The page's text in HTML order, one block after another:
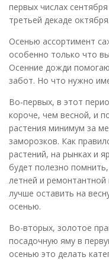
первых числах
третьей декаде октября.
Осенью ассортимент
особенно только что
Осенние дожди
забот. Но что нужно
Во-первых, в этот
короче, чем весной, и
растения минимум за
заморозков. Как
растений, на рынках и
будет полезно
летней и
лучше оставить на
осенью.
Во-вторых, золотое
посадочную яму в
осенью это делать